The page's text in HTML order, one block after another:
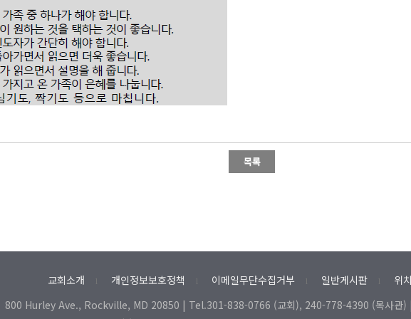
교회소개 l 개인정보보호정책 l 이메일무단수집거부 l 일반게시판 l
위
800 Hurley Ave., Rockville, MD 20850 | Tel.301-838-0766 (교회), 240-778-4390 (목사관)